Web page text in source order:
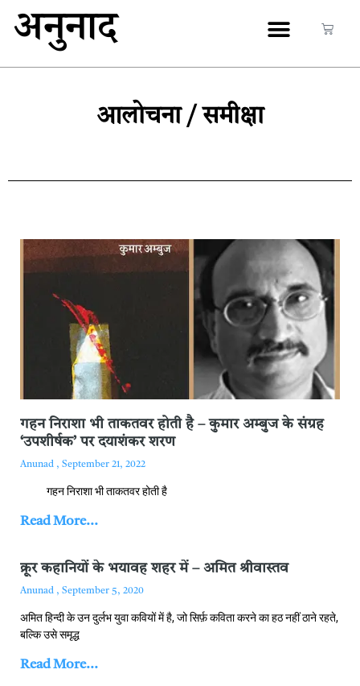
अनुनाद
आलोचना / समीक्षा
गहन निराशा भी ताकतवर होती है – कुमार अम्‍बुज के संग्रह
‘उपशीर्षक’ पर दयाशंकर शरण
Anunad September 21, 2022
गहन निराशा भी ताकतवर होती है
Read More...
क्रूर कहानियों के भयावह शहर में – अमित श्रीवास्‍तव
Anunad September 5, 2020
अमित हिन्‍दी के उन दुर्लभ युवा कवियों में है, जो सिर्फ़ कविता करने का हठ नहीं ठाने रहते,
बल्कि उसे समृद्ध
Read More...